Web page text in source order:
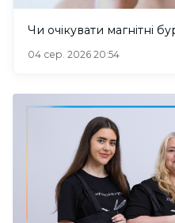
Чи очікувати магнітні
04 сер. 2026 20:54